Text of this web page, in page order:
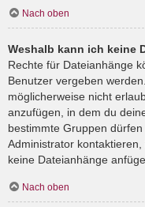
Nach oben
Weshalb kann ich keine
Rechte für Dateianhänge
Benutzer vergeben
möglicherweise nicht
anzufügen, in dem du
bestimmte Gruppen
Administrator
keine Dateianhänge
Nach oben